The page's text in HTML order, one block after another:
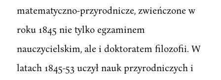
matematyczno-przyrodnicze, zwieńczone w
roku 1845 nie tylko egzaminem
nauczycielskim, ale i doktoratem filozofii. W
latach 1845-53 uczył nauk przyrodniczych i